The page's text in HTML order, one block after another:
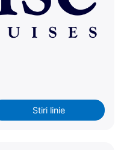
Stiri linie